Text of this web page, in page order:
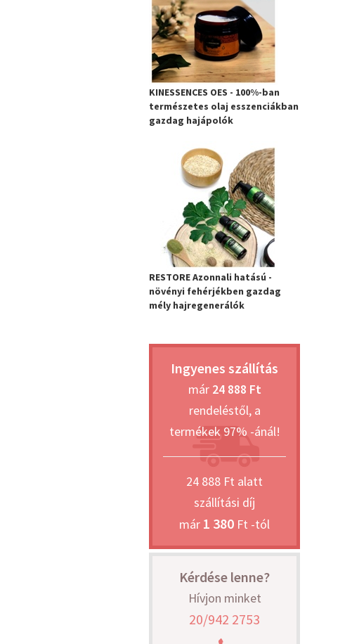
KINESSENCES OES - 100%-ban
természetes olaj esszenciákban
gazdag hajápolók
RESTORE Azonnali hatású -
növényi fehérjékben gazdag
mély hajregenerálók
Ingyenes szállítás
már 24 888 Ft
rendeléstől, a
termékek 97% -ánál!
24 888 Ft alatt
szállítási díj
már 1 380 Ft -tól
Kérdése lenne?
Hívjon minket
20/942 2753